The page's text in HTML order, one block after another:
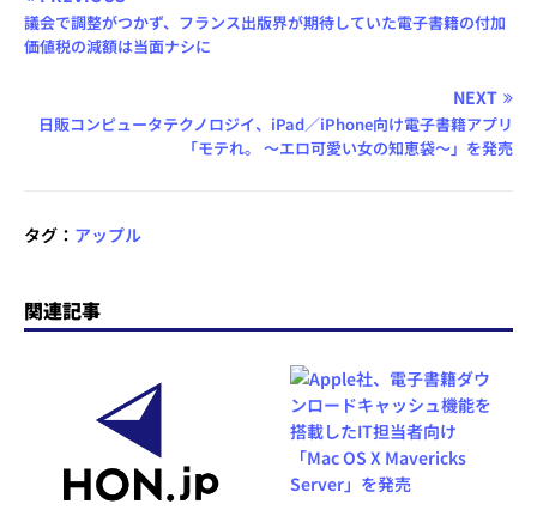
議会で調整がつかず、フランス出版界が期待していた電子書籍の付加
価値税の減額は当面ナシに
NEXT
日販コンピュータテクノロジイ、iPad／iPhone向け電子書籍アプリ
「モテれ。 〜エロ可愛い女の知恵袋〜」を発売
タグ： アップル
関連記事